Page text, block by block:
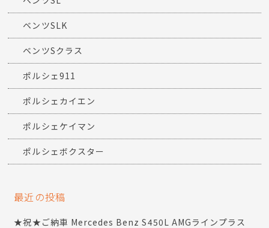
ベンツSLK
ベンツSクラス
ポルシェ911
ポルシェカイエン
ポルシェケイマン
ポルシェボクスター
最近の投稿
★祝★ご納車 Mercedes Benz S450L AMGラインプラス